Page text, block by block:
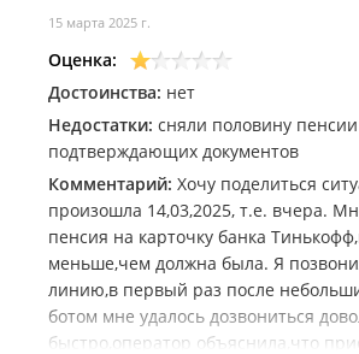
заявлении на госуслугах даже не
Компетентность сотрудников 0
15 марта 2025 г.
Оценка:
Достоинства: нет
Недостатки: сняли половину пенсии
подтверждающих документов
Комментарий: Хочу поделиться
произошла 14,03,2025, т.е. вчера.
пенсия на карточку банка
меньше,чем должна была. Я
линию,в первый раз после
ботом мне удалось дозвониться
быстро,оператор объяснила,что